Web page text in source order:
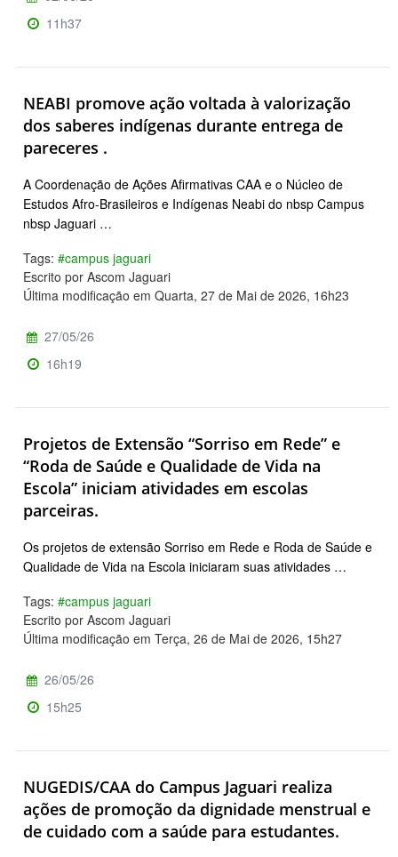
11h37
NEABI promove ação voltada à valorização
dos saberes indígenas durante entrega de
pareceres .
A Coordenação de Ações Afirmativas CAA e o Núcleo de
Estudos Afro-Brasileiros e Indígenas Neabi do nbsp Campus
nbsp Jaguari …
Tags: #campus jaguari
Escrito por Ascom Jaguari
Última modificação em Quarta, 27 de Mai de 2026, 16h23
27/05/26
16h19
Projetos de Extensão “Sorriso em Rede” e
“Roda de Saúde e Qualidade de Vida na
Escola” iniciam atividades em escolas
parceiras.
Os projetos de extensão Sorriso em Rede e Roda de Saúde e
Qualidade de Vida na Escola iniciaram suas atividades …
Tags: #campus jaguari
Escrito por Ascom Jaguari
Última modificação em Terça, 26 de Mai de 2026, 15h27
26/05/26
15h25
NUGEDIS/CAA do Campus Jaguari realiza
ações de promoção da dignidade menstrual e
de cuidado com a saúde para estudantes.